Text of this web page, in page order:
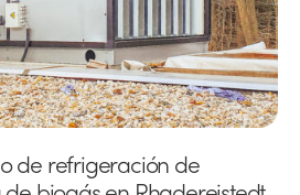
de refrigeración de